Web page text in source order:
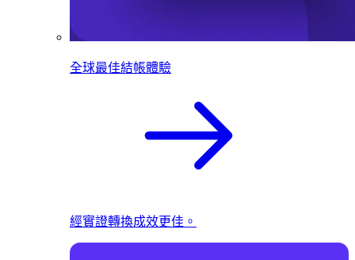
全球最佳結帳體驗
經實證轉換成效更佳。